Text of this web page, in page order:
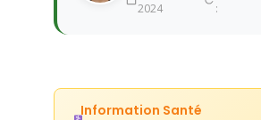
2024
:
Information Santé